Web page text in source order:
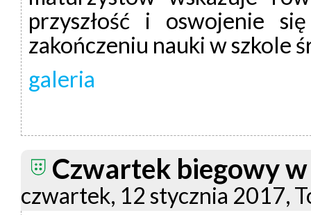
przyszłość i oswojenie
zakończeniu nauki w szkole
galeria
Czwartek biegowy
czwartek, 12 stycznia 2017,